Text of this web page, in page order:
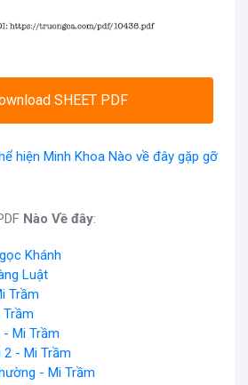
SHEET PDF
hiện Minh Khoa Nào về đây gặp gỡ
Nào Về đây:
Khánh
Luật
Trầm
- Mi Trầm
2 - Mi Trầm
- Mi Trầm